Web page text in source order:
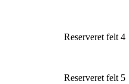
Reserveret felt 4
Reserveret felt 5